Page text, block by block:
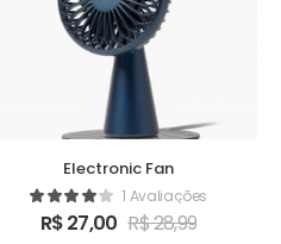
Electronic Fan
1 Avaliações
R$27,00 R$28,99